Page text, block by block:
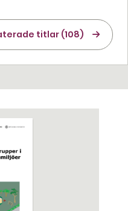
titlar (108)